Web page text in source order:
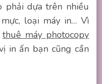
phải dựa trên nhiều
loại máy in… Vì
thuê máy photocopy
in ấn bạn cũng cần